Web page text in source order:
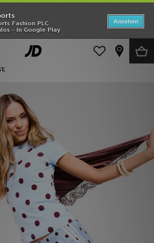
Fashion PLC
- In Google Play
Ansehen
T-Shirts und Poloshirts
Cali T-shirt Polka Dot